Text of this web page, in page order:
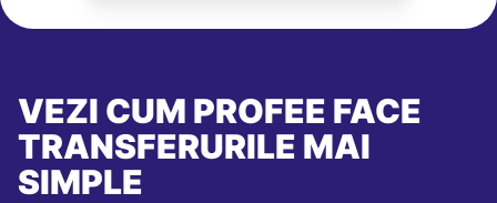
VEZI CUM PROFEE FACE
TRANSFERURILE MAI
SIMPLE